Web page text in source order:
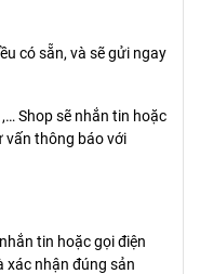
có sẵn, và sẽ gửi ngay
Shop sẽ nhắn tin hoặc
vấn thông báo với
tin hoặc gọi điện
xác nhận đúng sản